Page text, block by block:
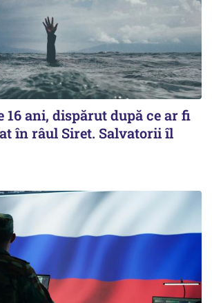
16 ani, dispărut după ce ar fi
în râul Siret. Salvatorii îl